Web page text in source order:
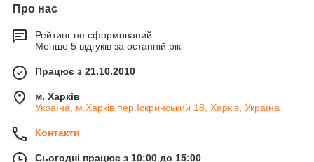
Про нас
Рейтинг не сформований
Менше 5 відгуків за останній рік
Працює з 21.10.2010
м. Харків
Україна, м.Харків,пер.Іскринський 18, Харків, Україна
Контакти
Сьогодні працює з 10:00 до 15:00